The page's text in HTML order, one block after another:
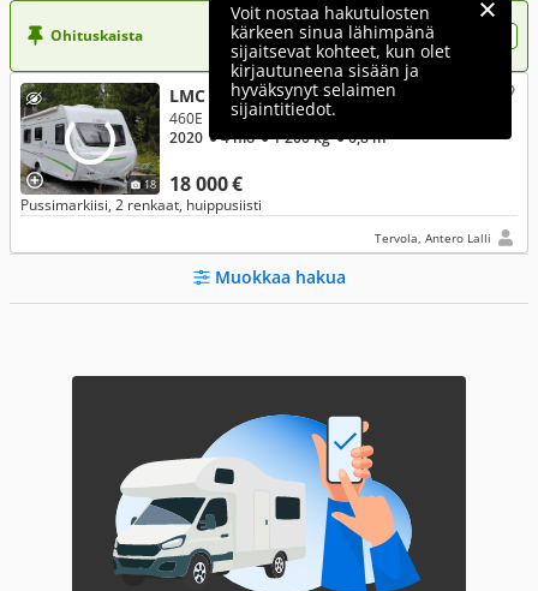
Voit nostaa hakutulosten
kärkeen sinua lähimpänä
sijaitsevat kohteet, kun olet
kirjautuneena sisään ja
hyväksynyt selaimen
sijaintitiedot.
Ohituskaista Nosta ilmoituksesi tähän?
18
LMC Sassino
18 000 €
460E
2020 ● 4 hlö● 1 200 kg● 6,8 m
Pussimarkiisi, 2 renkaat, huippusiisti
Tervola, Antero Lalli
Muokkaa hakua